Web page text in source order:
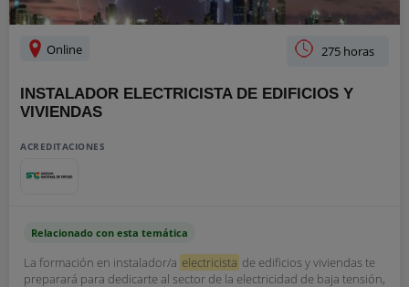
Online 275 horas
INSTALADOR ELECTRICISTA DE EDIFICIOS Y
VIVIENDAS
ACREDITACIONES
Relacionado con esta temática
La formación en instalador/a electricista de edificios y viviendas te
preparará para dedicarte al sector de la electricidad de baja tensión,